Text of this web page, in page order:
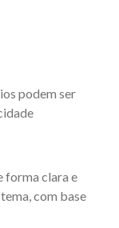
podem ser
forma clara e
com base